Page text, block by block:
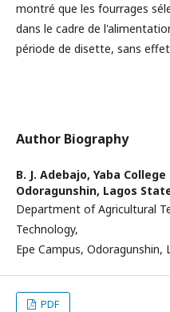
montré que les fourrages
dans le cadre de
période de disette, sans
Author Biography
B. J. Adebajo, Yaba
Odoragunshin, Lagos
Department of Agricultural
Technology,
Epe Campus, Odoragunshin,
PDF